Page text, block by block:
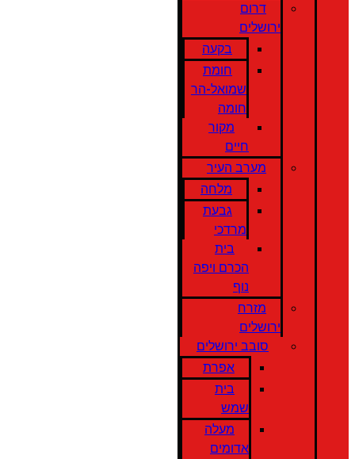
דרום
ירושלים
בקעה
חומת
שמואל-הר
חומה
מקור
חיים
מערב העיר
מלחה
גבעת
מרדכי
בית
הכרם ויפה
נוף
מזרח
ירושלים
סובב ירושלים
אפרת
בית
שמש
מעלה
אדומים